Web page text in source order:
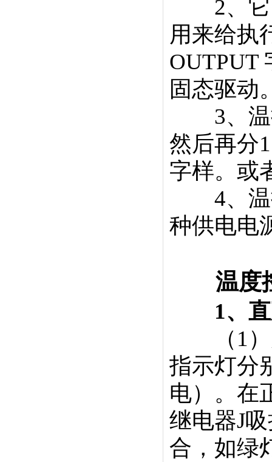
2、它
用来给执
OUTPUT
固态驱动
3、温
然后再分
字样。或
4、温控
种供电电
温度控
1、直
（1）
指示灯分
电）。在
继电器J
合，如绿